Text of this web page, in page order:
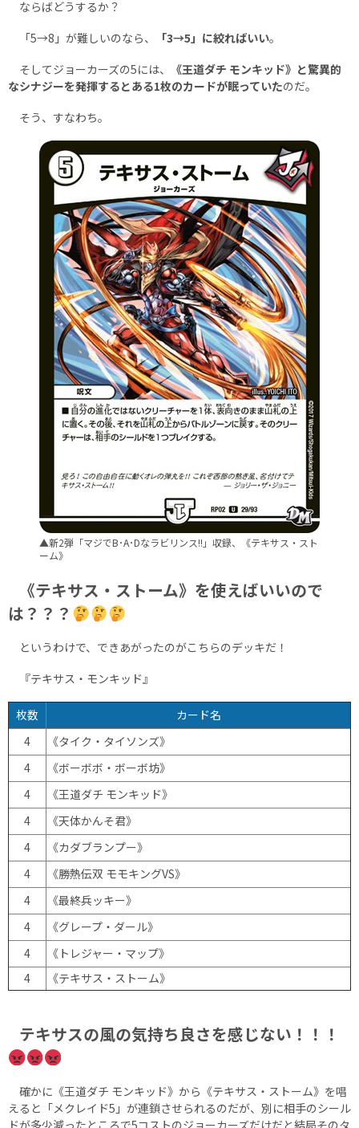
ならばどうするか？
「5→8」が難しいのなら、
「3→5」に絞ればいい。
そしてジョーカーズの5には、
《王道ダチ モンキッド》と驚異的
なシナジーを発揮するとある1枚のカードが眠っていたのだ。
そう、すなわち。
▲新2弾「マジでB･A･Dなラビリンス!!」収録、《テキサス・スト
ーム》
《テキサス・ストーム》を使えばいいので
は？？？
というわけで、できあがったのがこちらのデッキだ！
『テキサス・モンキッド』
枚数
カード名
4
《タイク・タイソンズ》
4
《ボーボボ・ボーボ坊》
4
《王道ダチ モンキッド》
4
《天体かんそ君》
4
《カダブランプー》
4
《勝熱伝双 モモキングVS》
4
《最終兵ッキー》
4
《グレープ・ダール》
4
《トレジャー・マップ》
4
《テキサス・ストーム》
テキサスの風の気持ち良さを感じない！！！
確かに《王道ダチ モンキッド》から《テキサス・ストーム》を唱
えると「メクレイド5」が連鎖させられるのだが、別に相手のシール
ドが多少減ったところで5コストのジョーカーズだけだと結局そのタ